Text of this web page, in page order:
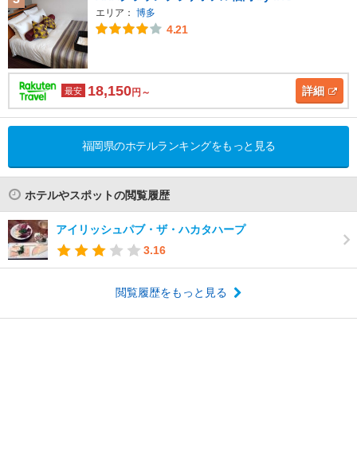
エリア： 博多
4.21
最安 18,150円～ 詳細
福岡県のホテルランキングをもっと見る
ホテルやスポットの閲覧履歴
アイリッシュパブ・ザ・ハカタハープ
3.16
閲覧履歴をもっと見る